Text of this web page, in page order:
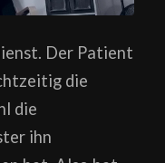
Der Patient
die
die
ihn